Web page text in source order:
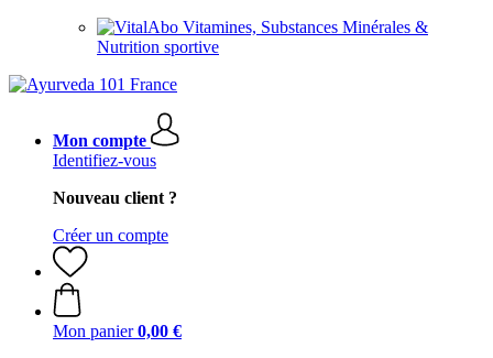
Vitamines, Substances Minérales &
Nutrition sportive
Mon compte
Identifiez-vous
Nouveau client ?
Créer un compte
Mon panier 0,00 €